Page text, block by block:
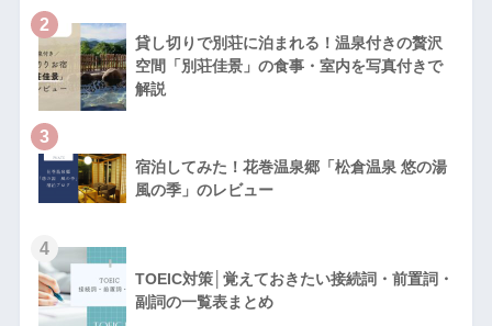
2
貸し切りで別荘に泊まれる！温泉付きの贅沢
空間「別荘佳景」の食事・室内を写真付きで
解説
3
宿泊してみた！花巻温泉郷「松倉温泉 悠の湯
風の季」のレビュー
4
TOEIC対策│覚えておきたい接続詞・前置詞・
副詞の一覧表まとめ